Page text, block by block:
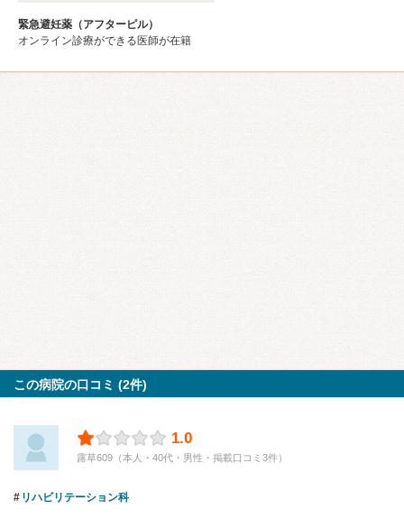
緊急避妊薬（アフターピル）
オンライン診療ができる医師が在籍
この病院の口コミ (2件)
1.0
露草609（本人・40代・男性・掲載口コミ3件）
リハビリテーション科